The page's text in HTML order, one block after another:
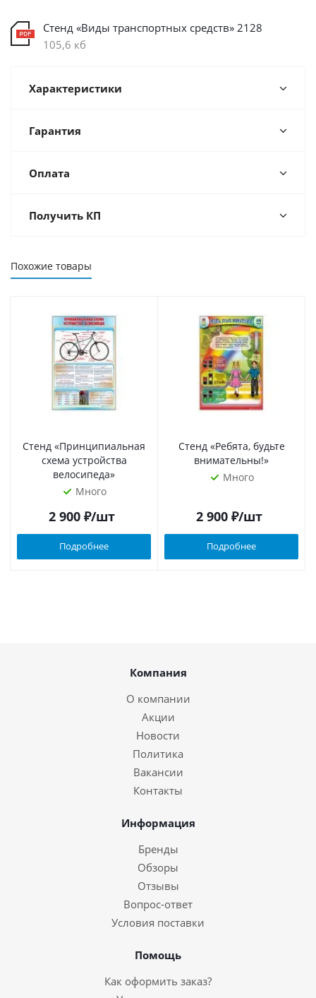
Стенд «Виды транспортных средств» 2128
105,6 кб
Характеристики
Гарантия
Оплата
Получить КП
Похожие товары
Стенд «Принципиальная
схема устройства
велосипеда»
Много
2 900₽/шт
Подробнее
Стенд «Ребята, будьте
внимательны!»
Много
2 900₽/шт
Подробнее
Компания
О компании
Акции
Новости
Политика
Вакансии
Контакты
Информация
Бренды
Обзоры
Отзывы
Вопрос-ответ
Условия поставки
Помощь
Как оформить заказ?